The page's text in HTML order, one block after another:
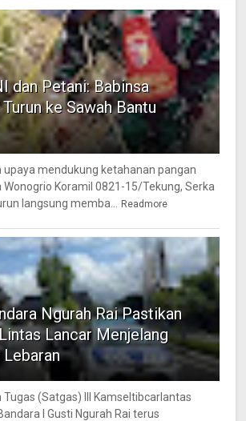
dan Petani: Babinsa
ke Sawah Bantu
upaya mendukung ketahanan pangan
Wonogrio Koramil 0821-15/Tekung, Serka
langsung memba...
Readmore
Ngurah Rai Pastikan
Lancar Menjelang
Tugas (Satgas) III Kamseltibcarlantas
I Gusti Ngurah Rai terus